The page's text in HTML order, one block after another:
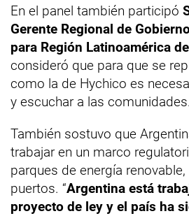
En el panel también participó
Gerente Regional de
para Región Latinoamérica
consideró que para que se
como la de Hychico es
y escuchar a las comunidades.
También sostuvo que
trabajar en un marco
parques de energía
puertos. “Argentina está
proyecto de ley y el país ha